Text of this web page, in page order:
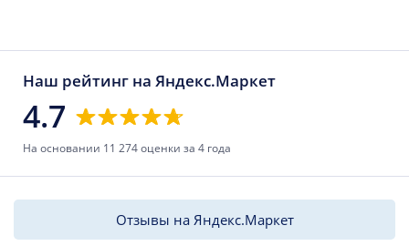
Наш рейтинг на Яндекс.Маркет
4.7
На основании 11 274 оценки за 4 года
Отзывы на Яндекс.Маркет